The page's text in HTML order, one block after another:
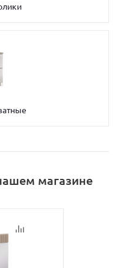
магазине